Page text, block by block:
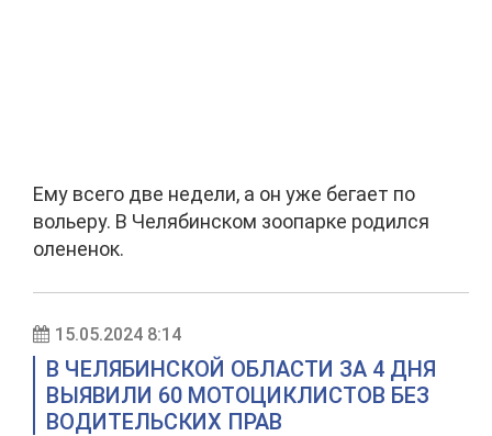
Ему всего две недели, а он уже бегает по
вольеру. В Челябинском зоопарке родился
олененок.
15.05.2024 8:14
В ЧЕЛЯБИНСКОЙ ОБЛАСТИ ЗА 4 ДНЯ
ВЫЯВИЛИ 60 МОТОЦИКЛИСТОВ БЕЗ
ВОДИТЕЛЬСКИХ ПРАВ